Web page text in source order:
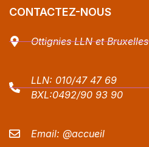
CONTACTEZ-NOUS
Ottignies LLN et Bruxelles
LLN: 010/47 47 69
BXL:0492/90 93 90
Email: @accueil